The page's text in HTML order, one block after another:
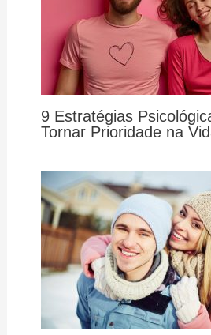
9 Estratégias
Tornar Prioridade na